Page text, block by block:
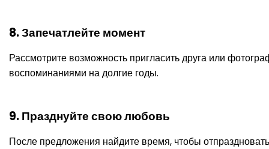
8. Запечатлейте момент
Рассмотрите возможность пригласить друга или
воспоминаниями на долгие годы.
9. Празднуйте свою любовь
После предложения найдите время, чтобы